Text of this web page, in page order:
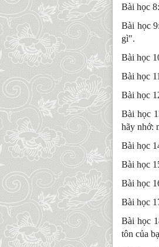
Bài học
Bài học
gì".
Bài học
Bài học
Bài học
Bài học
hãy nhớ:
Bài học
Bài học
Bài học
Bài học
Bài học
tôn của